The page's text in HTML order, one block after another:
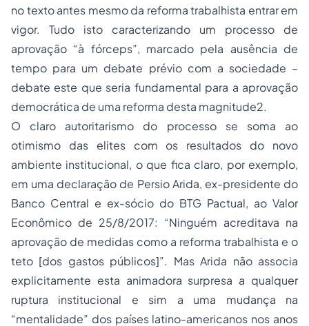
no texto antes mesmo da reforma trabalhista entrar em
vigor. Tudo isto caracterizando um processo de
aprovação “à fórceps”, marcado pela ausência de
tempo para um debate prévio com a sociedade –
debate este que seria fundamental para a aprovação
democrática de uma reforma desta magnitude2.
O claro autoritarismo do processo se soma ao
otimismo das elites com os resultados do novo
ambiente institucional, o que fica claro, por exemplo,
em uma declaração de Persio Arida, ex-presidente do
Banco Central e ex-sócio do BTG Pactual, ao Valor
Econômico de 25/8/2017: “Ninguém acreditava na
aprovação de medidas como a reforma trabalhista e o
teto [dos gastos públicos]”. Mas Arida não associa
explicitamente esta animadora surpresa a qualquer
ruptura institucional e sim a uma mudança na
“mentalidade” dos países latino-americanos nos anos